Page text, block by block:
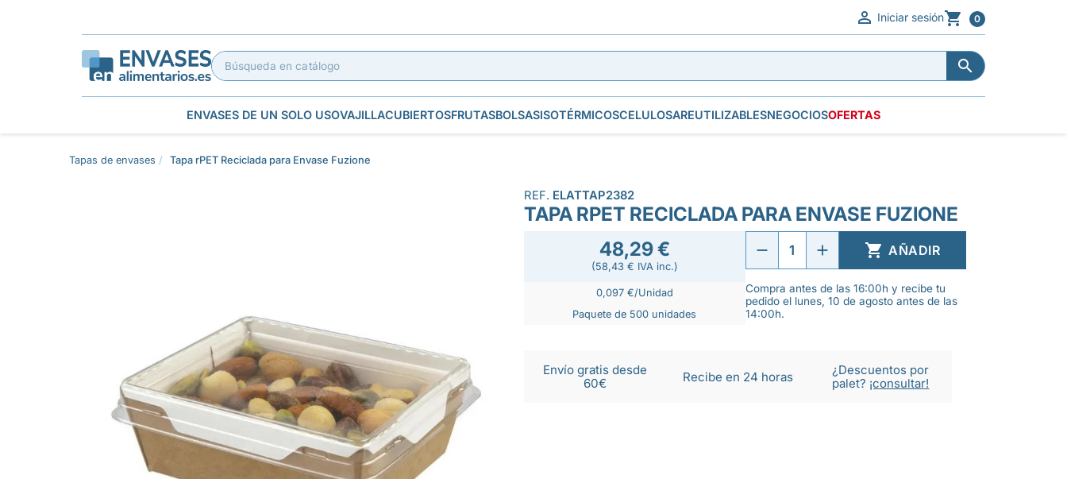
 Iniciar sesión 0


ENVASES DE UN SOLO USOVAJILLACUBIERTOSFRUTASBOLSASISOTÉRMICOSCELULOSAREUTILIZABLESNEGOCIOSOFERTAS
Tapas de envases Tapa rPET Reciclada para Envase Fuzione
REF. ELATTAP2382
TAPA RPET RECICLADA PARA ENVASE FUZIONE
48,29 €
(58,43 € IVA inc.)
0,097 €/Unidad
Paquete de 500 unidades
 AÑADIR
Compra antes de las 16:00h y recibe tu
pedido el lunes, 10 de agosto antes de las
14:00h.
Envío gratis desde
60€
Recibe en 24 horas
¿Descuentos por
palet? ¡consultar!